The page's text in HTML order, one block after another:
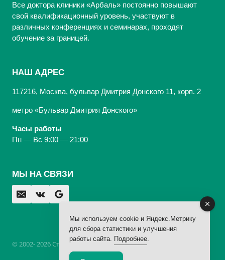
Все доктора клиники «Арбаль» постоянно повышают
свой квалификационный уровень, участвуют в
различных конференциях и семинарах, проходят
обучение за границей.
НАШ АДРЕС
117216, Москва, бульвар Дмитрия Донского 11, корп. 2
метро «Бульвар Дмитрия Донского»
Часы работы
Пн — Вс 9:00 — 21:00
МЫ НА СВЯЗИ
© 2002- 2026 Стоматологическая Клиника «Арбаль»,
Мы используем cookie и Яндекс.Метрику
для сбора статистики и улучшения
работы сайта. Подробнее.